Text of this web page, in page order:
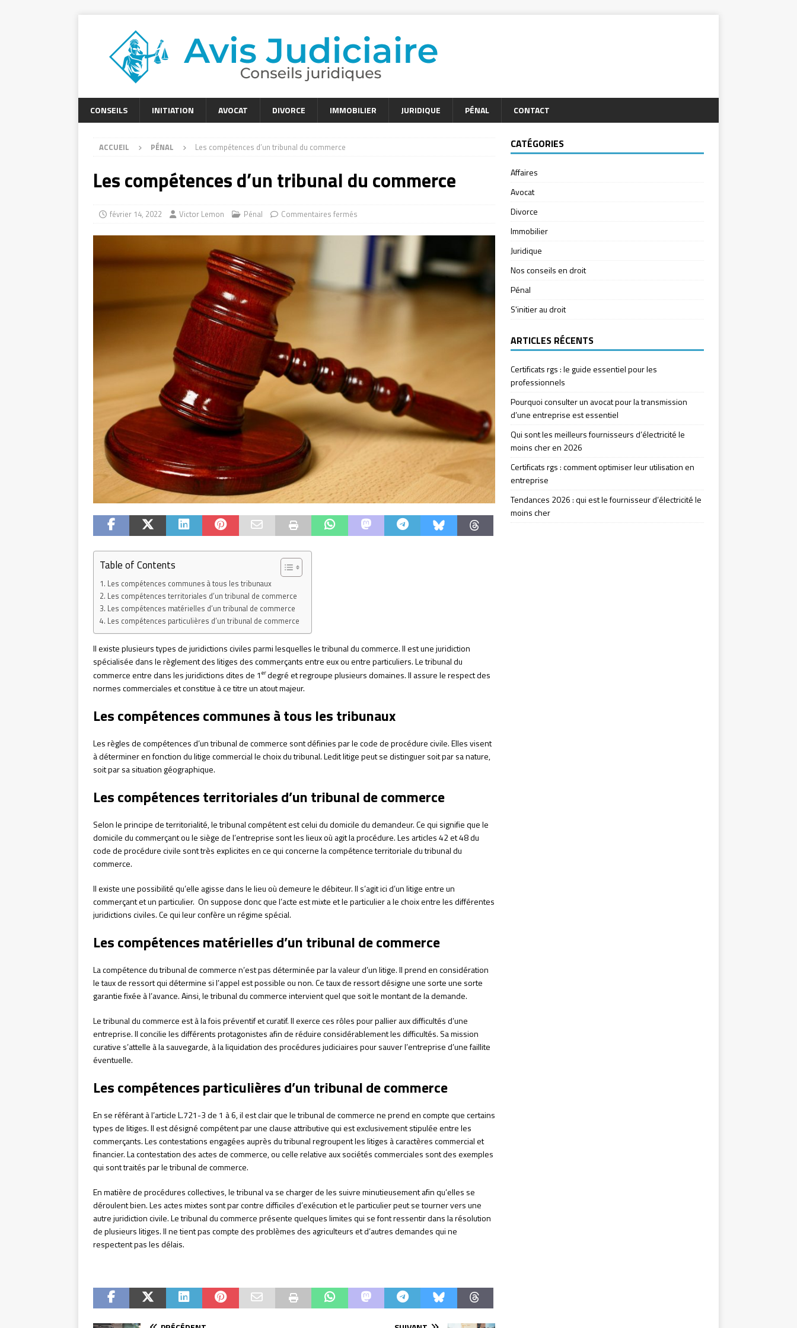
CONSEILS INITIATION AVOCAT DIVORCE IMMOBILIER JURIDIQUE PÉNAL CONTACT
ACCUEIL PÉNAL Les compétences d’un tribunal du commerce
Les compétences d’un tribunal du commerce
février 14, 2022 Victor Lemon Pénal Commentaires fermés
Table of Contents
Les compétences communes à tous les tribunaux
Les compétences territoriales d’un tribunal de commerce
Les compétences matérielles d’un tribunal de commerce
Les compétences particulières d’un tribunal de commerce
Il existe plusieurs types de juridictions civiles parmi lesquelles le tribunal du commerce. Il est une juridiction
spécialisée dans le règlement des litiges des commerçants entre eux ou entre particuliers. Le tribunal du
commerce entre dans les juridictions dites de 1 erdegré et regroupe plusieurs domaines. Il assure le respect des
normes commerciales et constitue à ce titre un atout majeur.
Les compétences communes à tous les tribunaux
Les règles de compétences d’un tribunal de commerce sont définies par le code de procédure civile. Elles visent
à déterminer en fonction du litige commercial le choix du tribunal. Ledit litige peut se distinguer soit par sa nature,
soit par sa situation géographique.
Les compétences territoriales d’un tribunal de commerce
Selon le principe de territorialité, le tribunal compétent est celui du domicile du demandeur. Ce qui signifie que le
domicile du commerçant ou le siège de l’entreprise sont les lieux où agit la procédure. Les articles 42 et 48 du
code de procédure civile sont très explicites en ce qui concerne la compétence territoriale du tribunal du
commerce.
Il existe une possibilité qu’elle agisse dans le lieu où demeure le débiteur. Il s’agit ici d’un litige entre un
commerçant et un particulier. On suppose donc que l’acte est mixte et le particulier a le choix entre les différentes
juridictions civiles. Ce qui leur confère un régime spécial.
Les compétences matérielles d’un tribunal de commerce
La compétence du tribunal de commerce n’est pas déterminée par la valeur d’un litige. Il prend en considération
le taux de ressort qui détermine si l’appel est possible ou non. Ce taux de ressort désigne une sorte une sorte
garantie fixée à l’avance. Ainsi, le tribunal du commerce intervient quel que soit le montant de la demande.
Le tribunal du commerce est à la fois préventif et curatif. Il exerce ces rôles pour pallier aux difficultés d’une
entreprise. Il concilie les différents protagonistes afin de réduire considérablement les difficultés. Sa mission
curative s’attelle à la sauvegarde, à la liquidation des procédures judiciaires pour sauver l’entreprise d’une faillite
éventuelle.
Les compétences particulières d’un tribunal de commerce
En se référant à l’article L.721-3 de 1 à 6, il est clair que le tribunal de commerce ne prend en compte que certains
types de litiges. Il est désigné compétent par une clause attributive qui est exclusivement stipulée entre les
commerçants. Les contestations engagées auprès du tribunal regroupent les litiges à caractères commercial et
financier. La contestation des actes de commerce, ou celle relative aux sociétés commerciales sont des exemples
qui sont traités par le tribunal de commerce.
En matière de procédures collectives, le tribunal va se charger de les suivre minutieusement afin qu’elles se
déroulent bien. Les actes mixtes sont par contre difficiles d’exécution et le particulier peut se tourner vers une
autre juridiction civile. Le tribunal du commerce présente quelques limites qui se font ressentir dans la résolution
de plusieurs litiges. Il ne tient pas compte des problèmes des agriculteurs et d’autres demandes qui ne
respectent pas les délais.
CATÉGORIES
Affaires
Avocat
Divorce
Immobilier
Juridique
Nos conseils en droit
Pénal
S'initier au droit
ARTICLES RÉCENTS
Certificats rgs : le guide essentiel pour les
professionnels
Pourquoi consulter un avocat pour la transmission
d’une entreprise est essentiel
Qui sont les meilleurs fournisseurs d’électricité le
moins cher en 2026
Certificats rgs : comment optimiser leur utilisation en
entreprise
Tendances 2026 : qui est le fournisseur d’électricité le
moins cher